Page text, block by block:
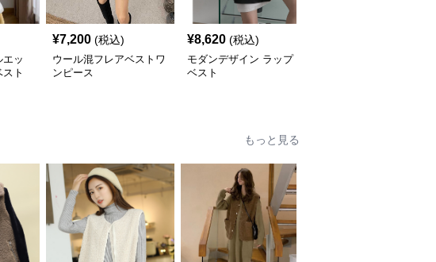
ッ
ト
¥7,200 (税込)
ウール混フレアベストワ
ンピース
¥8,620 (税込)
モダンデザイン ラップ
ベスト
もっと見る